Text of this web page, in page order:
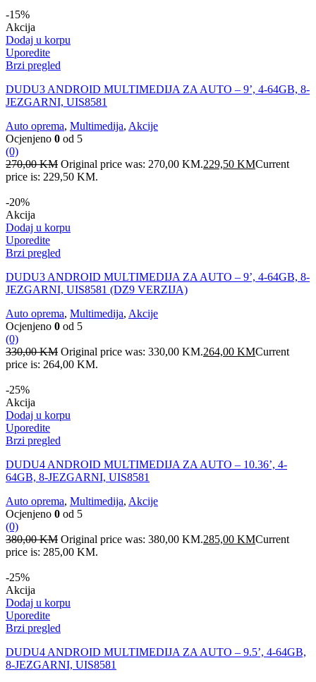
-15%
Akcija
Dodaj u korpu
Uporedite
Brzi pregled
DUDU3 ANDROID MULTIMEDIJA ZA AUTO – 9’, 4-64GB, 8-
JEZGARNI, UIS8581
Auto oprema, Multimedija, Akcije
Ocjenjeno 0 od 5
(0)
270,00KM Original price was: 270,00 KM.229,50 KMCurrent
price is: 229,50 KM.
-20%
Akcija
Dodaj u korpu
Uporedite
Brzi pregled
DUDU3 ANDROID MULTIMEDIJA ZA AUTO – 9’, 4-64GB, 8-
JEZGARNI, UIS8581 (DZ9 VERZIJA)
Auto oprema, Multimedija, Akcije
Ocjenjeno 0 od 5
(0)
330,00KM Original price was: 330,00 KM.264,00 KMCurrent
price is: 264,00 KM.
-25%
Akcija
Dodaj u korpu
Uporedite
Brzi pregled
DUDU4 ANDROID MULTIMEDIJA ZA AUTO – 10.36’, 4-
64GB, 8-JEZGARNI, UIS8581
Auto oprema, Multimedija, Akcije
Ocjenjeno 0 od 5
(0)
380,00KM Original price was: 380,00 KM.285,00 KMCurrent
price is: 285,00 KM.
-25%
Akcija
Dodaj u korpu
Uporedite
Brzi pregled
DUDU4 ANDROID MULTIMEDIJA ZA AUTO – 9.5’, 4-64GB,
8-JEZGARNI, UIS8581